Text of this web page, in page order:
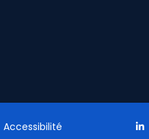
Accessibilité